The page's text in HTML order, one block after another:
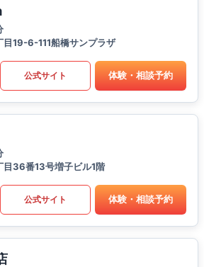
19-6-111船橋サンプラザ
公式サイト 体験・相談予約
目36番13号増子ビル1階
公式サイト 体験・相談予約